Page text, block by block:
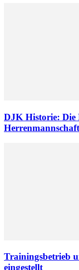
DJK Historie: Die
Trainingsbetrieb
eingestellt